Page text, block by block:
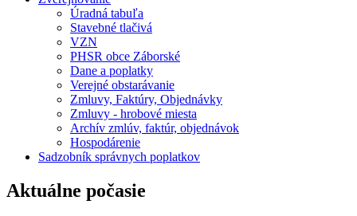
Úradná tabuľa
Stavebné tlačivá
VZN
PHSR obce Záborské
Dane a poplatky
Verejné obstarávanie
Zmluvy, Faktúry, Objednávky
Zmluvy - hrobové miesta
Archív zmlúv, faktúr, objednávok
Hospodárenie
Sadzobník správnych poplatkov
Aktuálne počasie